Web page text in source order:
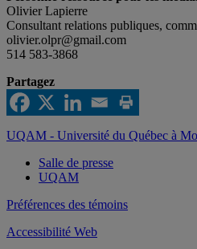
Olivier Lapierre
Consultant relations publiques,
olivier.olpr@gmail.com
514 583-3868
Partagez
UQAM - Université du Québec à
Salle de presse
UQAM
Préférences des témoins
Accessibilité Web